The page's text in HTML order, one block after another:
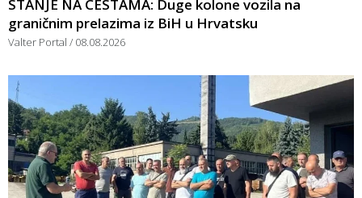
STANJE NA CESTAMA: Duge kolone vozila na
graničnim prelazima iz BiH u Hrvatsku
Valter Portal 08.08.2026